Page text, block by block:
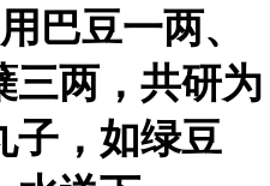
巴豆一两、
三两，共研为
子，如绿豆